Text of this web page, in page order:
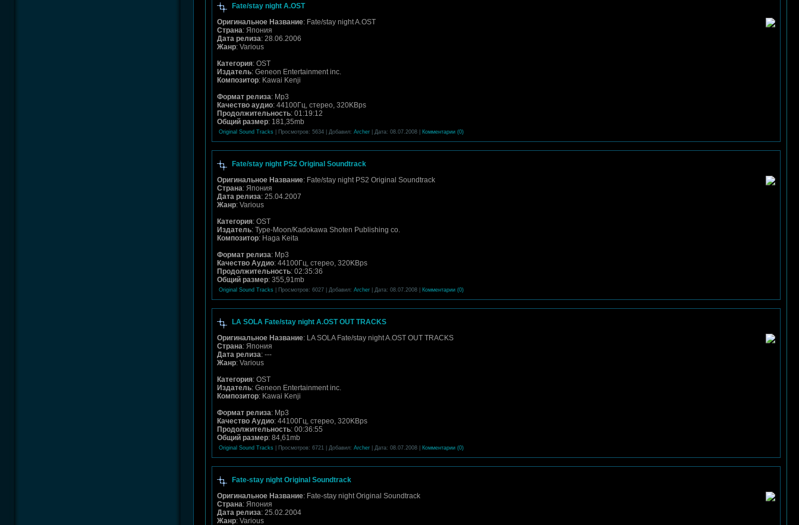
Fate/stay night A.OST
Оригинальное Название: Fate/stay night A.OST
Страна: Япония
Дата релиза: 28.06.2006
Жанр: Various
Категория: OST
Издатель: Geneon Entertainment inc.
Композитор: Kawai Kenji
Формат релиза: Mp3
Качество аудио: 44100Гц, стерео, 320KBps
Продолжительность: 01:19:12
Общий размер: 181,35mb
Original Sound Tracks | Просмотров: 5634 | Добавил: Archer | Дата: 08.07.2008 Комментарии (0)
Fate/stay night PS2 Original Soundtrack
Оригинальное Название: Fate/stay night PS2 Original Soundtrack
Страна: Япония
Дата релиза: 25.04.2007
Жанр: Various
Категория: OST
Издатель: Type-Moon/Kadokawa Shoten Publishing co.
Композитор: Haga Keita
Формат релиза: Mp3
Качество Аудио: 44100Гц, стерео, 320KBps
Продолжительность: 02:35:36
Общий размер: 355,91mb
Original Sound Tracks | Просмотров: 6027 | Добавил: Archer | Дата: 08.07.2008 Комментарии (0)
LA SOLA Fate/stay night A.OST OUT TRACKS
Оригинальное Название: LA SOLA Fate/stay night A.OST OUT TRACKS
Страна: Япония
Дата релиза: ---
Жанр: Various
Категория: OST
Издатель: Geneon Entertainment inc.
Композитор: Kawai Kenji
Формат релиза: Mp3
Качество Аудио: 44100Гц, стерео, 320KBps
Продолжительность: 00:36:55
Общий размер: 84,61mb
Original Sound Tracks | Просмотров: 6721 | Добавил: Archer | Дата: 08.07.2008 Комментарии (0)
Fate-stay night Original Soundtrack
Оригинальное Название: Fate-stay night Original Soundtrack
Страна: Япония
Дата релиза: 25.02.2004
Жанр: Various